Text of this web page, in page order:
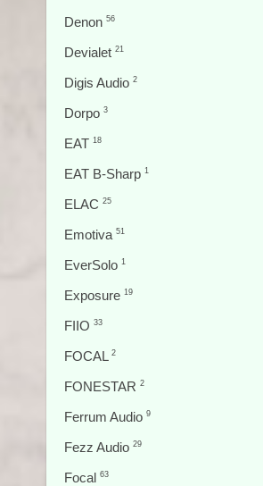
Denon 56
Devialet 21
Digis Audio 2
Dorpo 3
EAT 18
EAT B-Sharp 1
ELAC 25
Emotiva 51
EverSolo 1
Exposure 19
FIIO 33
FOCAL 2
FONESTAR 2
Ferrum Audio 9
Fezz Audio 29
Focal 63